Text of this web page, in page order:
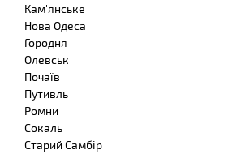
Кам'янське
Нова Одеса
Городня
Олевськ
Почаїв
Путивль
Ромни
Сокаль
Старий Самбір